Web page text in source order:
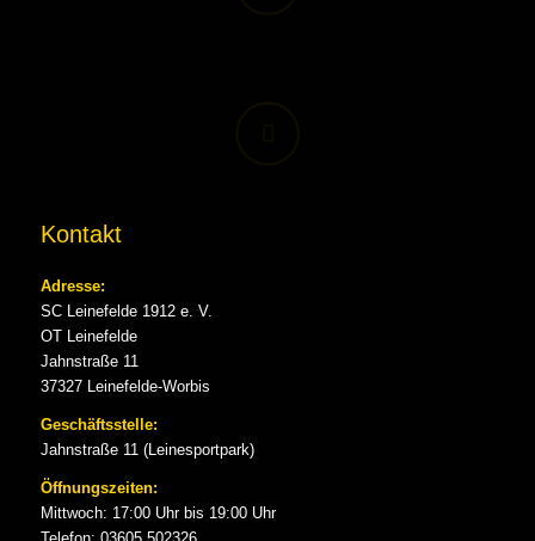
Kontakt
Adresse:
SC Leinefelde 1912 e. V.
OT Leinefelde
Jahnstraße 11
37327 Leinefelde-Worbis
Geschäftsstelle:
Jahnstraße 11 (Leinesportpark)
Öffnungszeiten:
Mittwoch: 17:00 Uhr bis 19:00 Uhr